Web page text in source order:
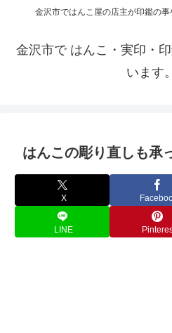
金沢市ではんこ屋の店主が印鑑の事
金沢市で はんこ・実印・
います。
はんこの彫り直しも承
X
LINE